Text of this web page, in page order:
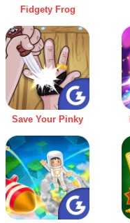
Fidgety Frog
Save Your Pinky